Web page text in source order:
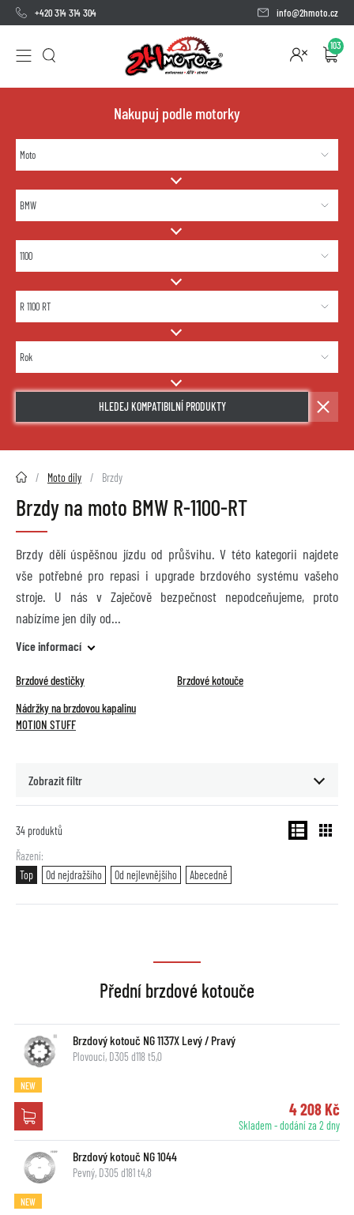
+420 314 314 304 info@2hmoto.cz
103
Nakupuj podle motorky
HLEDEJ KOMPATIBILNÍ PRODUKTY
2HMOTO.cz Moto díly Brzdy
Brzdy na moto BMW R-1100-RT
Brzdy dělí úspěšnou jízdu od průšvihu. V této kategorii najdete
vše potřebné pro repasi i upgrade brzdového systému vašeho
stroje. U nás v Zaječově bezpečnost nepodceňujeme, proto
nabízíme jen díly od
Více informací
Brzdové destičky
Brzdové kotouče
Nádržky na brzdovou kapalinu
MOTION STUFF
Zobrazit filtr
34 produktů
Řazení
Top
Od nejdražšího Od nejlevnějšího Abecedně
Přední brzdové kotouče
Brzdový kotouč NG 1137X Levý / Pravý
Plovoucí, D305 d118 t5,0
NEW
4 208 Kč
Skladem - dodání za 2 dny
Brzdový kotouč NG 1044
Pevný, D305 d181 t4,8
NEW